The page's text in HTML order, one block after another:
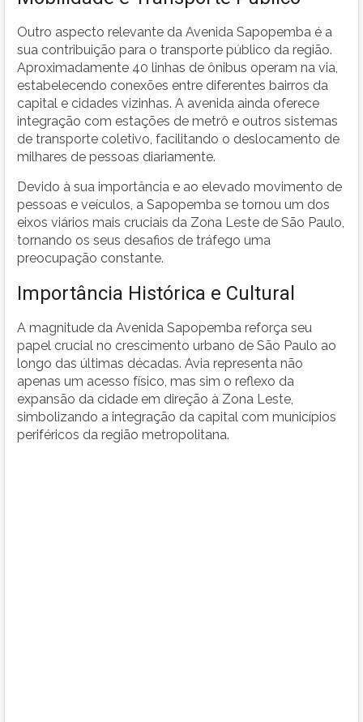
Outro aspecto relevante da Avenida Sapopemba é a
sua contribuição para o transporte público da região.
Aproximadamente 40 linhas de ônibus operam na via,
estabelecendo conexões entre diferentes bairros da
capital e cidades vizinhas. A avenida ainda oferece
integração com estações de metrô e outros sistemas
de transporte coletivo, facilitando o deslocamento de
milhares de pessoas diariamente.
Devido à sua importância e ao elevado movimento de
pessoas e veículos, a Sapopemba se tornou um dos
eixos viários mais cruciais da Zona Leste de São Paulo,
tornando os seus desafios de tráfego uma
preocupação constante.
Importância Histórica e Cultural
A magnitude da Avenida Sapopemba reforça seu
papel crucial no crescimento urbano de São Paulo ao
longo das últimas décadas. Avia representa não
apenas um acesso físico, mas sim o reflexo da
expansão da cidade em direção à Zona Leste,
simbolizando a integração da capital com municípios
periféricos da região metropolitana.